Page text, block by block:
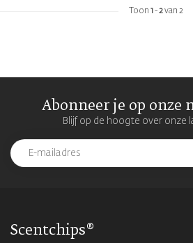
Toon 1-2van 2
Abonneer je op onze
Blijf op de hoogte over onze
Scentchips®